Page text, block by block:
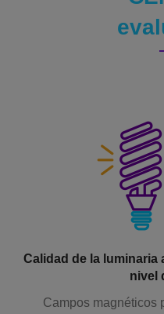
Calidad de la luminaria
nivel
Campos magnéticos